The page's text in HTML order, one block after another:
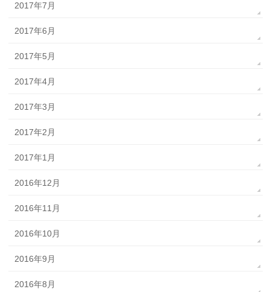
2017年7月
2017年6月
2017年5月
2017年4月
2017年3月
2017年2月
2017年1月
2016年12月
2016年11月
2016年10月
2016年9月
2016年8月